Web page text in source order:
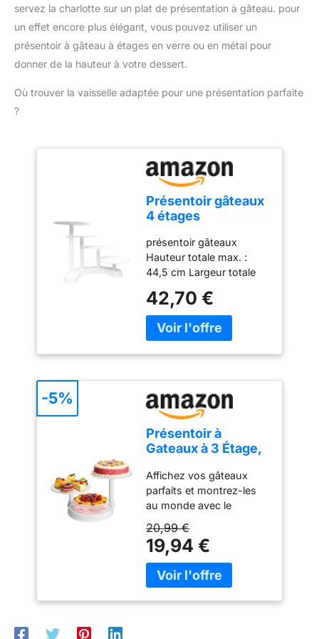
changement rapide des
accessoires. Compact et
pratique pour un usage
quotidien : Léger, doté
d'un design compact, ce
servez la charlotte sur un plat de présentation à gâteau. pour
un effet encore plus élégant, vous pouvez utiliser un
présentoir à gâteau à étages en verre ou en métal pour
donner de la hauteur à votre dessert.
Où trouver la vaisselle adaptée pour une présentation parfaite
?
Présentoir gâteaux
4 étages
présentoir gâteaux
Hauteur totale max. :
44,5 cm Largeur totale
ronds - Ø plateaux : 27,5
cm
42,70 €
Présentoir à
Gateaux à 3 Étage,
Support Gateau,
Tiered Patisserie
Presentation pour
Fête de Noël,
Mariage,
Anniversaire,
Buffet Evenement
Affichez vos gâteaux
parfaits et montrez-les
au monde avec le
étages par Uten. Rendez
votre thé de l'après-midi
avec des amis plus
élégants. Une façon
20,99 €
19,94 €
-5%